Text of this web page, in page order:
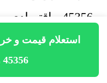
استعلام قیمت و
45356 وینیفلکس
45356
همچنین
مقایسه با دیگر